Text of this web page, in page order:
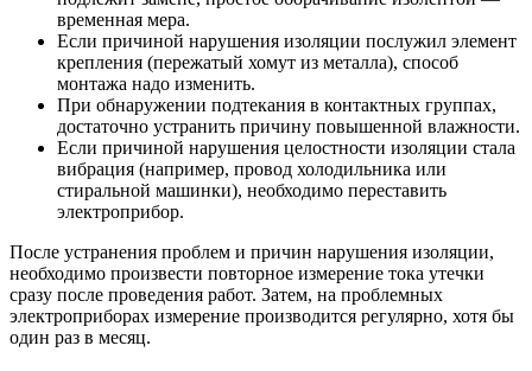
временная мера.
Если причиной нарушения изоляции послужил элемент
крепления (пережатый хомут из металла), способ
монтажа надо изменить.
При обнаружении подтекания в контактных группах,
достаточно устранить причину повышенной влажности.
Если причиной нарушения целостности изоляции стала
вибрация (например, провод холодильника или
стиральной машинки), необходимо переставить
электроприбор.
После устранения проблем и причин нарушения изоляции,
необходимо произвести повторное измерение тока утечки
сразу после проведения работ. Затем, на проблемных
электроприборах измерение производится регулярно, хотя бы
один раз в месяц.